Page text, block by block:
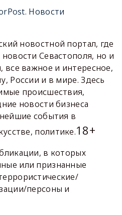
Новости
новостной портал, где
Севастополя, но и
все важное и интересное,
России и в мире. Здесь
происшествия,
новости бизнеса
события в
политике.18+
в которых
или признанные
персоны и